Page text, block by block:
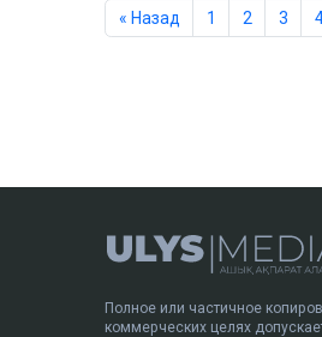
« Назад 1 2 3
Полное или частичное
коммерческих целях